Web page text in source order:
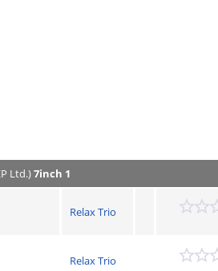
Ltd.)7inch 1
Relax Trio
Relax Trio